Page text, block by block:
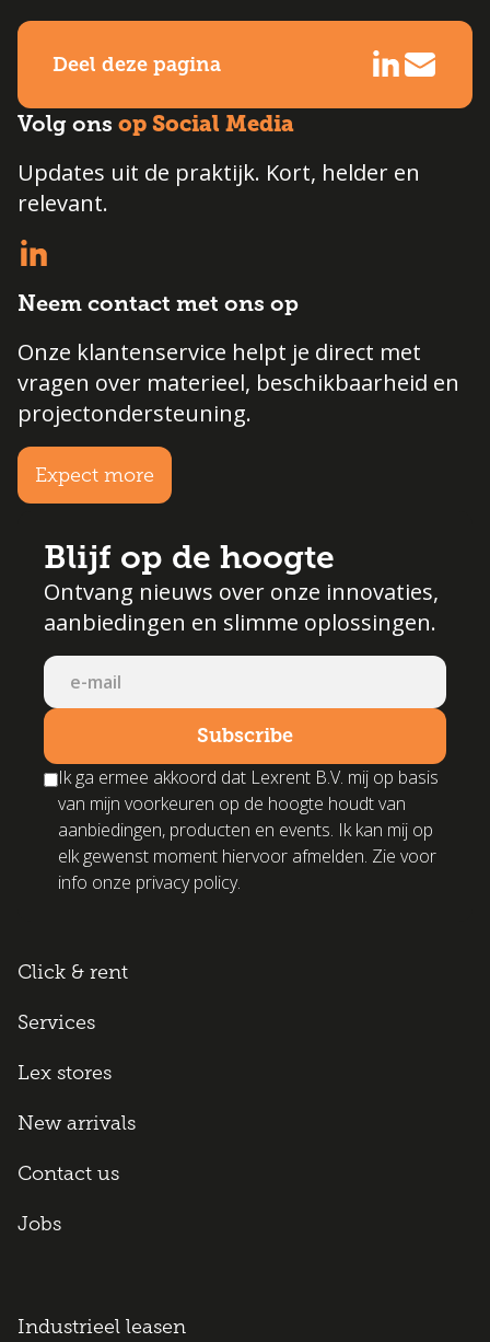
Deel deze pagina
Volg ons op Social Media
Updates uit de praktijk. Kort, helder en
relevant.
Neem contact met ons op
Onze klantenservice helpt je direct met
vragen over materieel, beschikbaarheid en
projectondersteuning.
Expect more
Blijf op de hoogte
Ontvang nieuws over onze innovaties,
aanbiedingen en slimme oplossingen.
Ik ga ermee akkoord dat Lexrent B.V. mij op basis
van mijn voorkeuren op de hoogte houdt van
aanbiedingen, producten en events. Ik kan mij op
elk gewenst moment hiervoor afmelden. Zie voor
info onze privacy policy.
Click & rent
Services
Lex stores
New arrivals
Contact us
Jobs
Industrieel leasen